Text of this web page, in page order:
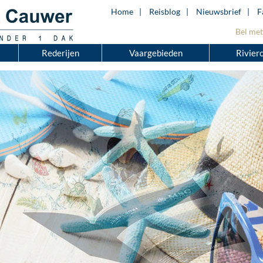
Home Reisblog Nieuwsbrief
Bel
Rederijen Vaargebieden